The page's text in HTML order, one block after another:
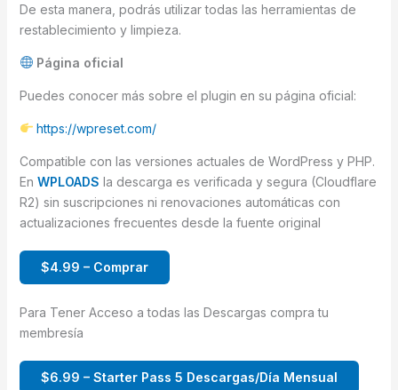
De esta manera, podrás utilizar todas las herramientas de
restablecimiento y limpieza.
Página oficial
Puedes conocer más sobre el plugin en su página oficial:
https://wpreset.com/
Compatible con las versiones actuales de WordPress y PHP.
En WPLOADS la descarga es verificada y segura (Cloudflare
R2) sin suscripciones ni renovaciones automáticas con
actualizaciones frecuentes desde la fuente original
$4.99 – Comprar
Para Tener Acceso a todas las Descargas compra tu
membresía
$6.99 – Starter Pass 5 Descargas/Día Mensual